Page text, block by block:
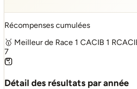
Récompenses cumulées
🥇 Meilleur de Race 1 CACIB 1
7
Détail des résultats par année